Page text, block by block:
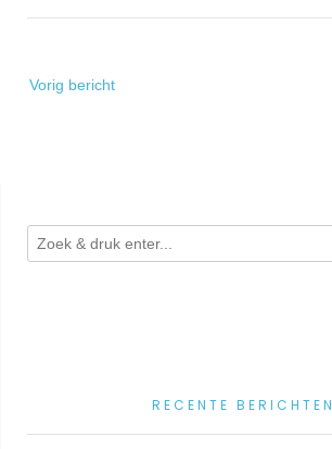
navigatie
Vorig bericht
RECENTE BERICHTEN